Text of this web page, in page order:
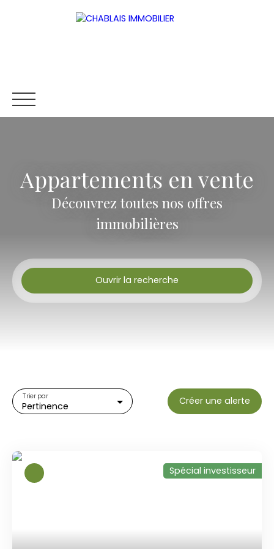
ACCUEIL ACHETER METTRE EN LOCATION
Appartements en vente
Découvrez toutes nos offres
immobilières
Ouvrir la recherche
Localisation
Pertinence
Trier par Créer une alerte
Spécial investisseur